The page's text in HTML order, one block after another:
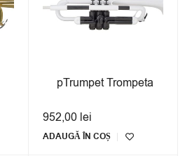
pTrumpet Trompeta
952,00 lei
ADAUGĂ ÎN COȘ